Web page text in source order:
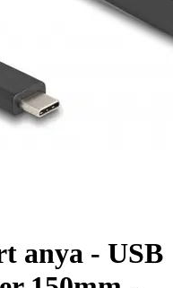
anya - USB